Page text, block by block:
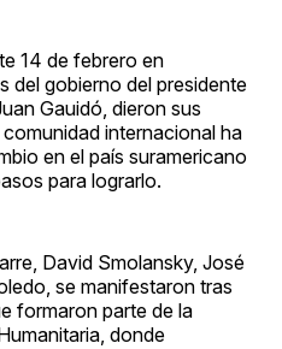
14 de febrero en
del gobierno del presidente
Gauidó, dieron sus
internacional ha
en el país suramericano
para lograrlo.
David Smolansky, José
se manifestaron tras
formaron parte de la
donde